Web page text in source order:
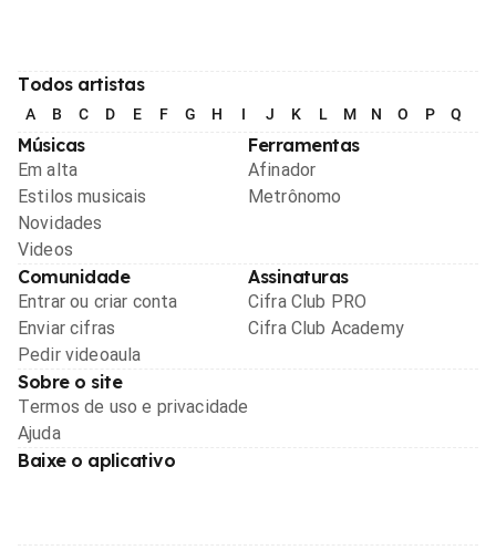
Todos artistas
A B C D E F G H I J K L M N O P Q
Músicas
Em alta
Estilos musicais
Novidades
Videos
Ferramentas
Afinador
Metrônomo
Comunidade
Entrar ou criar conta
Enviar cifras
Pedir videoaula
Assinaturas
Cifra Club PRO
Cifra Club Academy
Sobre o site
Termos de uso e privacidade
Ajuda
Baixe o aplicativo